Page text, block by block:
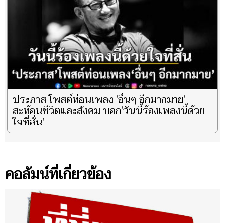
ประภาส โพสต์ท่อนเพลง 'อื่นๆ อีกมากมาย'
สะท้อนชีวิตและสังคม บอก'วันนี้ร้องเพลงนี้ด้วย
ใจที่สั่น'
คอลัมน์ที่เกี่ยวข้อง